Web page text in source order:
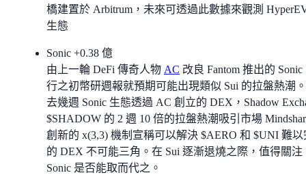
橋建置於 Arbitrum，未來可透過此數據來觀測
生態
Sonic +0.38 億
由上一輪 DeFi 傳奇人物 AC 改良 Fantom 推出的 Sonic
行之初幣研週報就預期可能出現類似 Sui 的拉盤熱潮
去幾週 Sonic 生態透過 AC 創立的 DEX，Shadow
$SHADOW 的 2 週 10 倍的拉盤熱潮吸引市場
創新的 x(3,3) 機制宣稱可以解決 $AERO 和 $UNI 難以
的 DEX 不可能三角。在 Sui 逐漸退燒之際，值得關注
Sonic 是否能取而代之。